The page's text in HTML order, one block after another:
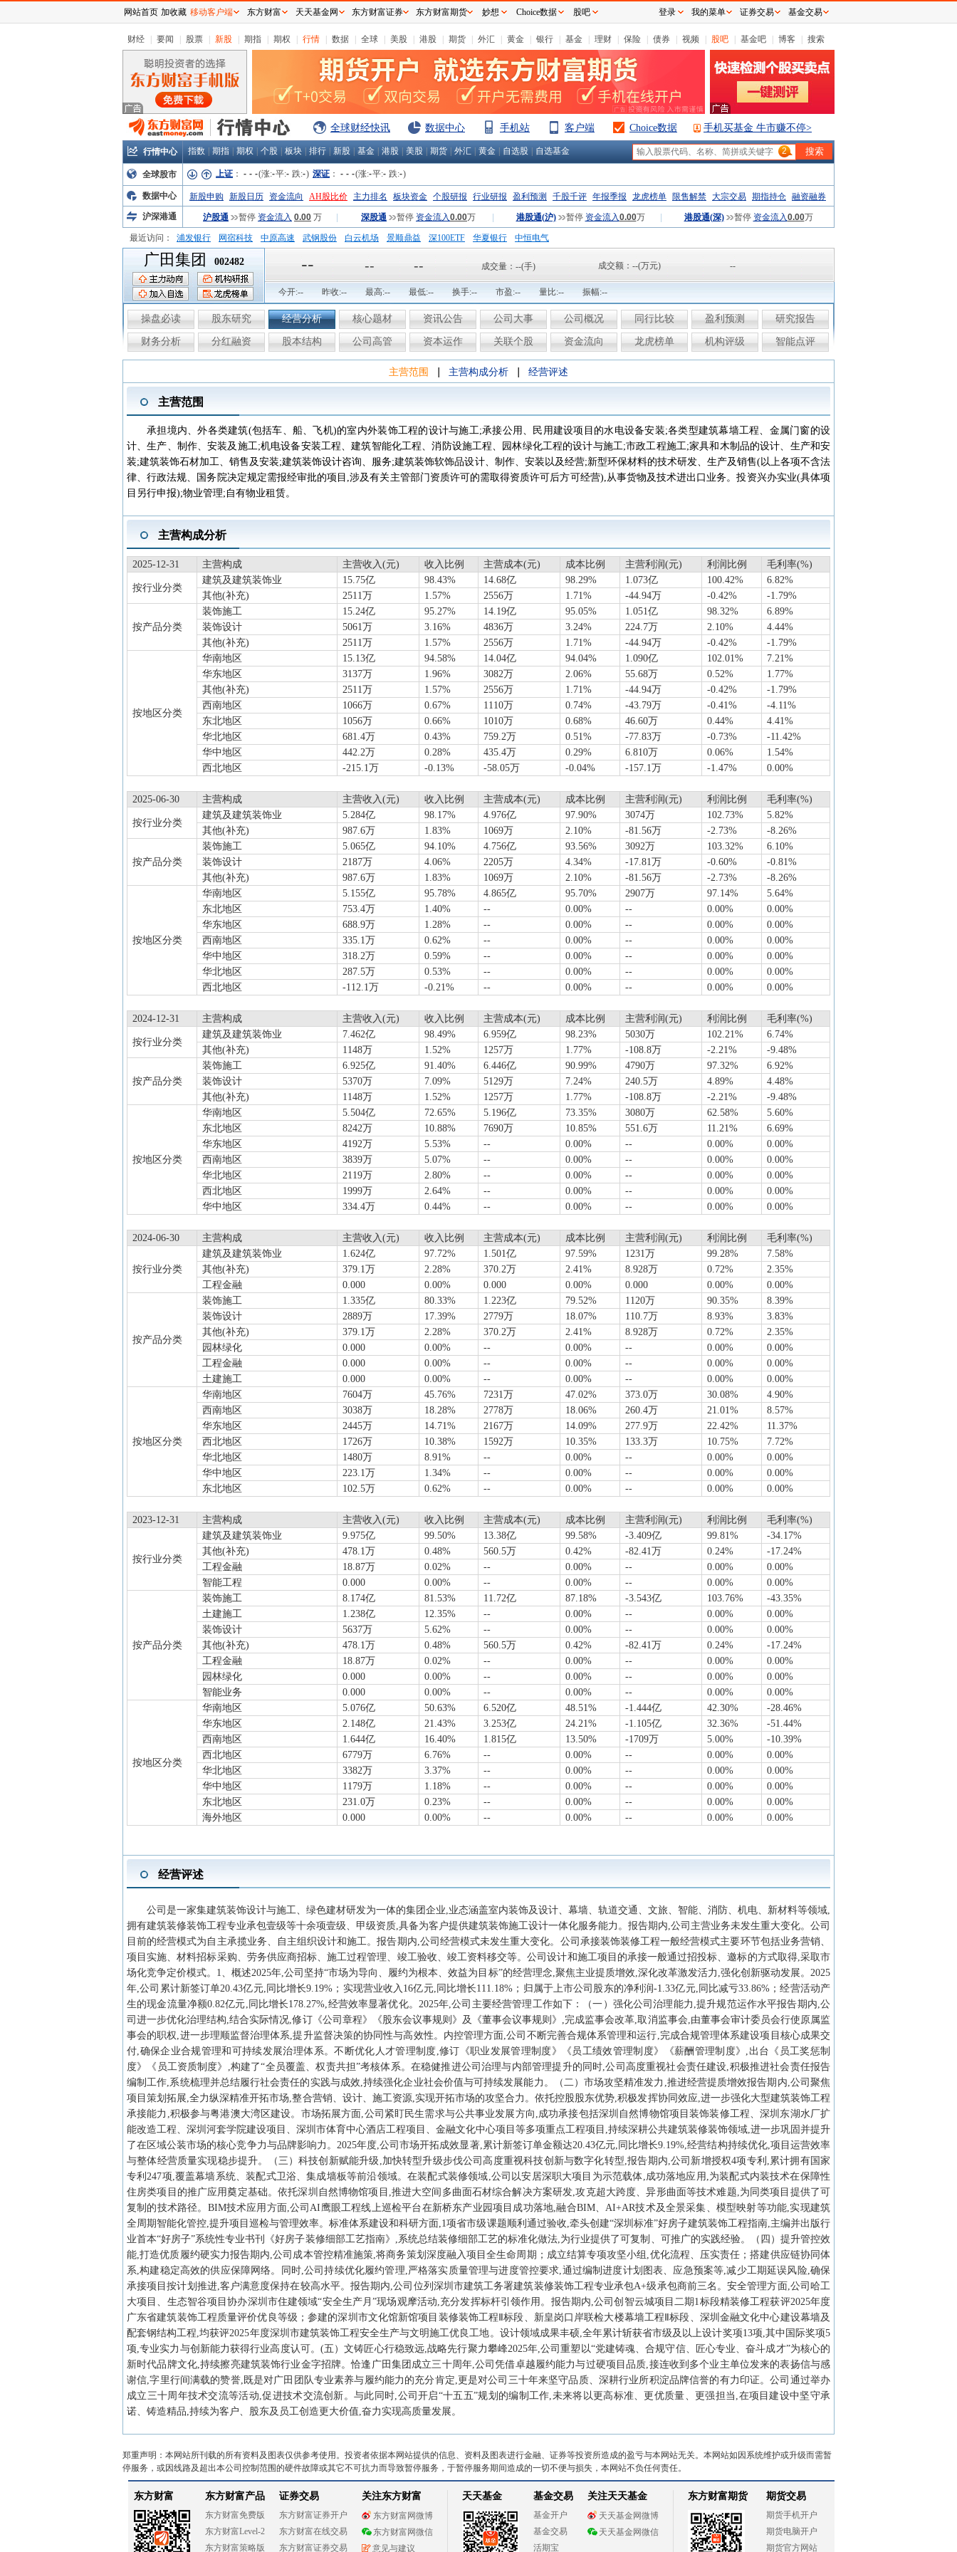
财经 要闻 股票 新股 期指 期权 行情 数据 全球 美股 港股 期货 外汇 黄金 银行 基金 理财 保险 债券 视频 股吧 基金吧 博客 搜索
全球财经快讯 数据中心 手机站 客户端 Choice数据 手机买基金 牛市赚不停>
行情中心 指数 期指 期权 个股 板块 排行 新股 基金 港股 美股 期货 外汇 黄金 自选股 自选基金 2
全球股市 上证 ： - - -(涨:-平:- 跌:-) 深证 ： - - -(涨:-平:- 跌:-)
数据中心 新股申购 新股日历 资金流向 AH股比价 主力排名 板块资金 个股研报 行业研报 盈利预测 千股千评 年报季报 龙虎榜单 限售解禁 大宗交易 期指持仓 融资融券
沪深港通
沪股通 暂停 资金流入 0.00 万 深股通 暂停 资金流入0.00万 港股通(沪) 暂停 资金流入0.00万 港股通(深) 暂停 资金流入0.00万
最近访问： 浦发银行 网宿科技 中原高速 武钢股份 白云机场 景顺鼎益 深100ETF 华夏银行
中恒电气
弘业股份
富临运业
广田集团 002482 -- -- -- 成交量： --(手) 成交额： --(万元) --
今开:-- 昨收:-- 最高:-- 最低:-- 换手:-- 市盈:-- 量比:-- 振幅:--
操盘必读 股东研究 经营分析 核心题材 资讯公告 公司大事 公司概况 同行比较 盈利预测 研究报告
财务分析 分红融资 股本结构 公司高管 资本运作 关联个股 资金流向 龙虎榜单 机构评级 智能点评
主营范围 主营构成分析 经营评述
主营范围
承担境内、外各类建筑(包括车、船、飞机)的室内外装饰工程的设计与施工;承接公用、民用建设项目的水电设备安装;各类型建筑幕墙工程、金属门窗的设
计、生产、制作、安装及施工;机电设备安装工程、建筑智能化工程、消防设施工程、园林绿化工程的设计与施工;市政工程施工;家具和木制品的设计、生产和安
装;建筑装饰石材加工、销售及安装;建筑装饰设计咨询、服务;建筑装饰软饰品设计、制作、安装以及经营;新型环保材料的技术研发、生产及销售(以上各项不含法
律、行政法规、国务院决定规定需报经审批的项目,涉及有关主管部门资质许可的需取得资质许可后方可经营),从事货物及技术进出口业务。投资兴办实业(具体项
目另行申报);物业管理;自有物业租赁。
主营构成分析
2025-12-31 主营构成 主营收入(元) 收入比例 主营成本(元) 成本比例 主营利润(元) 利润比例 毛利率(%)
按行业分类
建筑及建筑装饰业 15.75亿 98.43% 14.68亿 98.29% 1.073亿 100.42%
6.82%
其他(补充)
2511万 1.57% 2556万 1.71% -44.94万 -0.42% -1.79%
按产品分类
装饰施工 15.24亿 95.27% 14.19亿 95.05% 1.051亿 98.32%
6.89%
装饰设计
5061万 3.16% 4836万 3.24% 224.7万 2.10%
4.44%
其他(补充)
2511万 1.57% 2556万 1.71% -44.94万 -0.42% -1.79%
按地区分类
华南地区 15.13亿 94.58% 14.04亿 94.04% 1.090亿 102.01%
7.21%
华东地区
3137万 1.96% 3082万 2.06% 55.68万 0.52%
1.77%
其他(补充)
2511万 1.57% 2556万 1.71% -44.94万 -0.42%
-1.79%
西南地区
1066万 0.67% 1110万 0.74% -43.79万 -0.41%
-4.11%
东北地区
1056万 0.66% 1010万 0.68% 46.60万 0.44%
4.41%
华北地区
681.4万 0.43% 759.2万 0.51% -77.83万 -0.73%
-11.42%
华中地区
442.2万 0.28% 435.4万 0.29% 6.810万 0.06%
1.54%
西北地区
-215.1万 -0.13% -58.05万 -0.04% -157.1万 -1.47% 0.00%
2025-06-30 主营构成 主营收入(元) 收入比例 主营成本(元) 成本比例 主营利润(元) 利润比例 毛利率(%)
按行业分类
建筑及建筑装饰业 5.284亿 98.17% 4.976亿 97.90% 3074万 102.73%
5.82%
其他(补充)
987.6万 1.83% 1069万 2.10% -81.56万 -2.73% -8.26%
按产品分类
装饰施工 5.065亿 94.10% 4.756亿 93.56% 3092万 103.32%
6.10%
装饰设计
2187万 4.06% 2205万 4.34% -17.81万 -0.60%
-0.81%
其他(补充)
987.6万 1.83% 1069万 2.10% -81.56万 -2.73% -8.26%
按地区分类
华南地区 5.155亿 95.78% 4.865亿 95.70% 2907万 97.14%
5.64%
东北地区
753.4万 1.40% -- 0.00% -- 0.00%
0.00%
华东地区
688.9万 1.28% -- 0.00% -- 0.00%
0.00%
西南地区
335.1万 0.62% -- 0.00% -- 0.00%
0.00%
华中地区
318.2万 0.59% -- 0.00% -- 0.00%
0.00%
华北地区
287.5万 0.53% -- 0.00% -- 0.00%
0.00%
西北地区
-112.1万 -0.21% -- 0.00% -- 0.00% 0.00%
2024-12-31 主营构成 主营收入(元) 收入比例 主营成本(元) 成本比例 主营利润(元) 利润比例 毛利率(%)
按行业分类
建筑及建筑装饰业 7.462亿 98.49% 6.959亿 98.23% 5030万 102.21%
6.74%
其他(补充)
1148万 1.52% 1257万 1.77% -108.8万 -2.21% -9.48%
按产品分类
装饰施工 6.925亿 91.40% 6.446亿 90.99% 4790万 97.32%
6.92%
装饰设计
5370万 7.09% 5129万 7.24% 240.5万 4.89%
4.48%
其他(补充)
1148万 1.52% 1257万 1.77% -108.8万 -2.21% -9.48%
按地区分类
华南地区 5.504亿 72.65% 5.196亿 73.35% 3080万 62.58%
5.60%
东北地区
8242万 10.88% 7690万 10.85% 551.6万 11.21%
6.69%
华东地区
4192万 5.53% -- 0.00% -- 0.00%
0.00%
西南地区
3839万 5.07% -- 0.00% -- 0.00%
0.00%
华北地区
2119万 2.80% -- 0.00% -- 0.00%
0.00%
西北地区
1999万 2.64% -- 0.00% -- 0.00%
0.00%
华中地区
334.4万 0.44% -- 0.00% -- 0.00% 0.00%
2024-06-30 主营构成 主营收入(元) 收入比例 主营成本(元) 成本比例 主营利润(元) 利润比例 毛利率(%)
按行业分类
建筑及建筑装饰业 1.624亿 97.72% 1.501亿 97.59% 1231万 99.28%
7.58%
其他(补充)
379.1万 2.28% 370.2万 2.41% 8.928万 0.72%
2.35%
工程金融
0.000 0.00% 0.000 0.00% 0.000 0.00% 0.00%
按产品分类
装饰施工 1.335亿 80.33% 1.223亿 79.52% 1120万 90.35%
8.39%
装饰设计
2889万 17.39% 2779万 18.07% 110.7万 8.93%
3.83%
其他(补充)
379.1万 2.28% 370.2万 2.41% 8.928万 0.72%
2.35%
园林绿化
0.000 0.00% -- 0.00% -- 0.00%
0.00%
工程金融
0.000 0.00% -- 0.00% -- 0.00%
0.00%
土建施工
0.000 0.00% -- 0.00% -- 0.00% 0.00%
按地区分类
华南地区 7604万 45.76% 7231万 47.02% 373.0万 30.08%
4.90%
西南地区
3038万 18.28% 2778万 18.06% 260.4万 21.01%
8.57%
华东地区
2445万 14.71% 2167万 14.09% 277.9万 22.42%
11.37%
西北地区
1726万 10.38% 1592万 10.35% 133.3万 10.75%
7.72%
华北地区
1480万 8.91% -- 0.00% -- 0.00%
0.00%
华中地区
223.1万 1.34% -- 0.00% -- 0.00%
0.00%
东北地区
102.5万 0.62% -- 0.00% -- 0.00% 0.00%
2023-12-31 主营构成 主营收入(元) 收入比例 主营成本(元) 成本比例 主营利润(元) 利润比例 毛利率(%)
按行业分类
建筑及建筑装饰业 9.975亿 99.50% 13.38亿 99.58% -3.409亿 99.81%
-34.17%
其他(补充)
478.1万 0.48% 560.5万 0.42% -82.41万 0.24%
-17.24%
工程金融
18.87万 0.02% -- 0.00% -- 0.00%
0.00%
智能工程
0.000 0.00% -- 0.00% -- 0.00% 0.00%
按产品分类
装饰施工 8.174亿 81.53% 11.72亿 87.18% -3.543亿 103.76%
-43.35%
土建施工
1.238亿 12.35% -- 0.00% -- 0.00%
0.00%
装饰设计
5637万 5.62% -- 0.00% -- 0.00%
0.00%
其他(补充)
478.1万 0.48% 560.5万 0.42% -82.41万 0.24%
-17.24%
工程金融
18.87万 0.02% -- 0.00% -- 0.00%
0.00%
园林绿化
0.000 0.00% -- 0.00% -- 0.00%
0.00%
智能业务
0.000 0.00% -- 0.00% -- 0.00% 0.00%
按地区分类
华南地区 5.076亿 50.63% 6.520亿 48.51% -1.444亿 42.30%
-28.46%
华东地区
2.148亿 21.43% 3.253亿 24.21% -1.105亿 32.36%
-51.44%
西南地区
1.644亿 16.40% 1.815亿 13.50% -1709万 5.00%
-10.39%
西北地区
6779万 6.76% -- 0.00% -- 0.00%
0.00%
华北地区
3382万 3.37% -- 0.00% -- 0.00%
0.00%
华中地区
1179万 1.18% -- 0.00% -- 0.00%
0.00%
东北地区
231.0万 0.23% -- 0.00% -- 0.00%
0.00%
海外地区
0.000 0.00% -- 0.00% -- 0.00% 0.00%
经营评述
公司是一家集建筑装饰设计与施工、绿色建材研发为一体的集团企业,业态涵盖室内装饰及设计、幕墙、轨道交通、文旅、智能、消防、机电、新材料等领域,
拥有建筑装修装饰工程专业承包壹级等十余项壹级、甲级资质,具备为客户提供建筑装饰施工设计一体化服务能力。报告期内,公司主营业务未发生重大变化。公司
目前的经营模式为自主承揽业务、自主组织设计和施工。报告期内,公司经营模式未发生重大变化。公司承接装饰装修工程一般经营模式主要环节包括业务营销、
项目实施、材料招标采购、劳务供应商招标、施工过程管理、竣工验收、竣工资料移交等。公司设计和施工项目的承接一般通过招投标、邀标的方式取得,采取市
场化竞争定价模式。1、概述2025年,公司坚持“市场为导向、履约为根本、效益为目标”的经营理念,聚焦主业提质增效,深化改革激发活力,强化创新驱动发展。2025
年,公司累计新签订单20.43亿元,同比增长9.19%；实现营业收入16亿元,同比增长111.18%；归属于上市公司股东的净利润-1.33亿元,同比减亏33.86%；经营活动产
生的现金流量净额0.82亿元,同比增长178.27%,经营效率显著优化。2025年,公司主要经营管理工作如下：（一）强化公司治理能力,提升规范运作水平报告期内,公
司进一步优化治理结构,结合实际情况,修订《公司章程》《股东会议事规则》及《董事会议事规则》,完成监事会改革,取消监事会,由董事会审计委员会行使原属监
事会的职权,进一步理顺监督治理体系,提升监督决策的协同性与高效性。内控管理方面,公司不断完善合规体系管理和运行,完成合规管理体系建设项目核心成果交
付,确保企业合规管理和可持续发展治理体系。不断优化人才管理制度,修订《职业发展管理制度》《员工绩效管理制度》《薪酬管理制度》,出台《员工奖惩制
度》《员工资质制度》,构建了“全员覆盖、权责共担”考核体系。在稳健推进公司治理与内部管理提升的同时,公司高度重视社会责任建设,积极推进社会责任报告
编制工作,系统梳理并总结履行社会责任的实践与成效,持续强化企业社会价值与可持续发展能力。（二）市场攻坚精准发力,推进经营提质增效报告期内,公司聚焦
项目策划拓展,全力纵深精准开拓市场,整合营销、设计、施工资源,实现开拓市场的攻坚合力。依托控股股东优势,积极发挥协同效应,进一步强化大型建筑装饰工程
承接能力,积极参与粤港澳大湾区建设。市场拓展方面,公司紧盯民生需求与公共事业发展方向,成功承接包括深圳自然博物馆项目装饰装修工程、深圳东湖水厂扩
能改造工程、深圳河套学院建设项目、深圳市体育中心酒店工程项目、金融文化中心项目等多项重点工程项目,持续深耕公共建筑装修装饰领域,进一步巩固并提升
了在区域公装市场的核心竞争力与品牌影响力。2025年度,公司市场开拓成效显著,累计新签订单金额达20.43亿元,同比增长9.19%,经营结构持续优化,项目运营效率
与整体经营质量实现稳步提升。（三）科技创新赋能升级,加快转型升级步伐公司高度重视科技创新与数字化转型,报告期内,公司新增授权4项专利,累计拥有国家
专利247项,覆盖幕墙系统、装配式卫浴、集成墙板等前沿领域。在装配式装修领域,公司以安居深职大项目为示范载体,成功落地应用,为装配式内装技术在保障性
住房类项目的推广应用奠定基础。依托深圳自然博物馆项目,推进大空间多曲面石材综合解决方案研发,攻克超大跨度、异形曲面等技术难题,为同类项目提供了可
复制的技术路径。BIM技术应用方面,公司AI鹰眼工程线上巡检平台在新桥东产业园项目成功落地,融合BIM、AI+AR技术及全景采集、模型映射等功能,实现建筑
全周期智能化管控,提升项目巡检与管理效率。标准体系建设和科研方面,1项省市级课题顺利通过验收,牵头创建“深圳标准”好房子建筑装饰工程指南,主编并出版行
业首本“好房子”系统性专业书刊《好房子装修细部工艺指南》,系统总结装修细部工艺的标准化做法,为行业提供了可复制、可推广的实践经验。（四）提升管控效
能,打造优质履约硬实力报告期内,公司成本管控精准施策,将商务策划深度融入项目全生命周期；成立结算专项攻坚小组,优化流程、压实责任；搭建供应链协同体
系,构建稳定高效的供应保障网络。同时,公司持续优化履约管理,严格落实质量管理与进度管控要求,通过编制进度计划图表、应急预案等,减少工期延误风险,确保
承接项目按计划推进,客户满意度保持在较高水平。报告期内,公司位列深圳市建筑工务署建筑装修装饰工程专业承包A+级承包商前三名。安全管理方面,公司哈工
大项目、生态智谷项目协办深圳市住建领域“安全生产月”现场观摩活动,充分发挥标杆引领作用。报告期内,公司创智云城项目二期1标段精装修工程获评2025年度
广东省建筑装饰工程质量评价优良等级；参建的深圳市文化馆新馆项目装修装饰工程Ⅱ标段、新皇岗口岸联检大楼幕墙工程Ⅱ标段、深圳金融文化中心建设幕墙及
配套钢结构工程,均获评2025年度深圳市建筑装饰工程安全生产与文明施工优良工地。设计领域成果丰硕,全年累计斩获省市级及以上设计奖项13项,其中国际奖项5
项,专业实力与创新能力获得行业高度认可。(五）文铸匠心行稳致远,战略先行聚力攀峰2025年,公司重塑以“党建铸魂、合规守信、匠心专业、奋斗成才”为核心的
新时代品牌文化,持续擦亮建筑装饰行业金字招牌。恰逢广田集团成立三十周年,公司凭借卓越履约能力与过硬项目品质,接连收到多个业主单位发来的表扬信与感
谢信,字里行间满载的赞誉,既是对广田团队专业素养与履约能力的充分肯定,更是对公司三十年来坚守品质、深耕行业所积淀品牌信誉的有力印证。公司通过举办
成立三十周年技术交流等活动,促进技术交流创新。与此同时,公司开启“十五五”规划的编制工作,未来将以更高标准、更优质量、更强担当,在项目建设中坚守承
诺、铸造精品,持续为客户、股东及员工创造更大价值,奋力实现高质量发展。
郑重声明：本网站所刊载的所有资料及图表仅供参考使用。投资者依据本网站提供的信息、资料及图表进行金融、证券等投资所造成的盈亏与本网站无关。本网站如因系统维护或升级而需暂
停服务，或因线路及超出本公司控制范围的硬件故障或其它不可抗力而导致暂停服务，于暂停服务期间造成的一切不便与损失，本网站不负任何责任。
网站首页 加收藏 移动客户端 东方财富 天天基金网 东方财富证券 东方财富期货 妙想 Choice数据 股吧 登录 我的菜单 证券交易 基金交易